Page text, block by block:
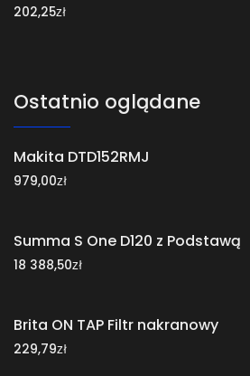
202,25zł
Ostatnio oglądane
Makita DTD152RMJ
979,00zł
Summa S One D120 z Podstawą
18 388,50zł
Brita ON TAP Filtr nakranowy
229,79zł